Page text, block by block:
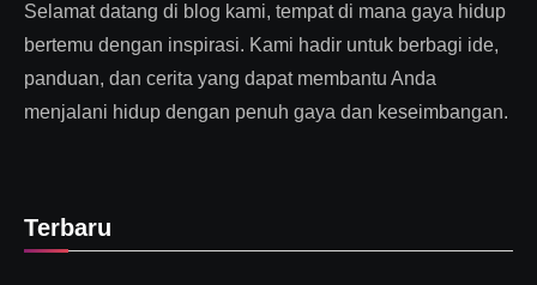
Selamat datang di blog kami, tempat di mana gaya hidup
bertemu dengan inspirasi. Kami hadir untuk berbagi ide,
panduan, dan cerita yang dapat membantu Anda
menjalani hidup dengan penuh gaya dan keseimbangan.
Terbaru